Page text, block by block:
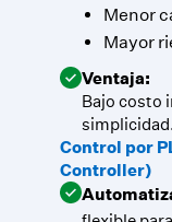
Menor
Mayor
Ventaja:
Bajo costo
Control por
Controller)